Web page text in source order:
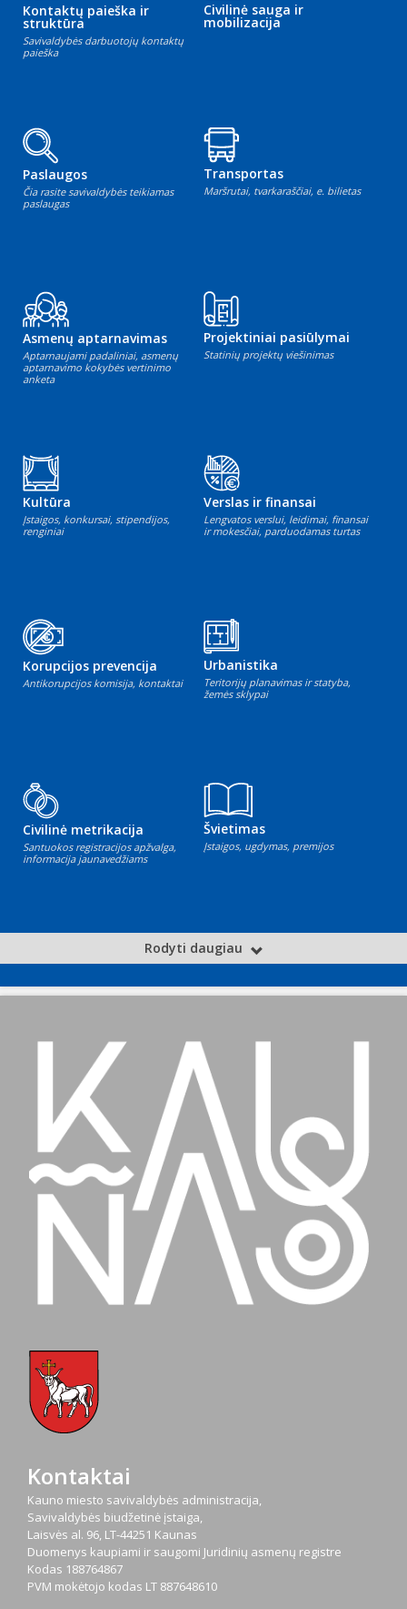
Kontaktų paieška ir
struktūra
Savivaldybės darbuotojų kontaktų
paieška
Civilinė sauga ir
mobilizacija
Paslaugos
Čia rasite savivaldybės teikiamas
paslaugas
Transportas
Maršrutai, tvarkaraščiai, e. bilietas
Asmenų aptarnavimas
Aptarnaujami padaliniai, asmenų
aptarnavimo kokybės vertinimo
anketa
Projektiniai pasiūlymai
Statinių projektų viešinimas
Kultūra
Įstaigos, konkursai, stipendijos,
renginiai
Verslas ir finansai
Lengvatos verslui, leidimai, finansai
ir mokesčiai, parduodamas turtas
Korupcijos prevencija
Antikorupcijos komisija, kontaktai
Urbanistika
Teritorijų planavimas ir statyba,
žemės sklypai
Civilinė metrikacija
Santuokos registracijos apžvalga,
informacija jaunavedžiams
Švietimas
Įstaigos, ugdymas, premijos
Rodyti daugiau
Kontaktai
Kauno miesto savivaldybės administracija,
Savivaldybės biudžetinė įstaiga,
Laisvės al. 96, LT-44251 Kaunas
Duomenys kaupiami ir saugomi Juridinių asmenų registre
Kodas 188764867
PVM mokėtojo kodas LT 887648610